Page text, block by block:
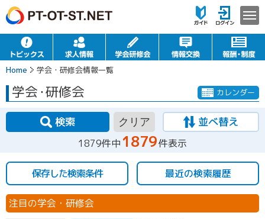
Home 学会・研修会情報一覧
学会・研修会 カレンダー
検索 クリア 並べ替え
1879件中1879件表示
保存した検索条件 最近の検索履歴
注目の学会・研修会